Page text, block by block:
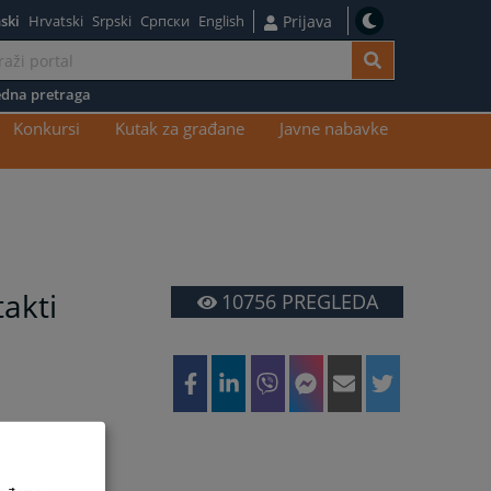
Hrvatski Srpski Српски English Prijava
pretraga
Konkursi Kutak za građane
Javne nabavke
10756PREGLEDA